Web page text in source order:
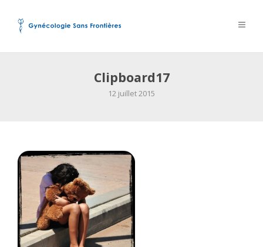
Clipboard17
12 juillet 2015